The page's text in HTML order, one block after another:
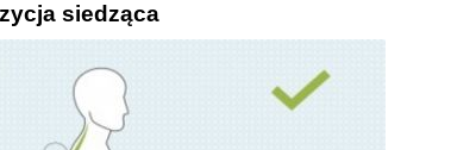
siedząca